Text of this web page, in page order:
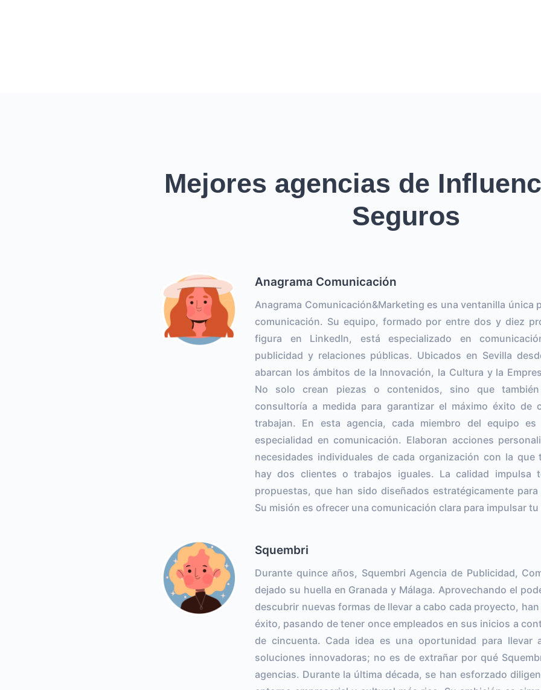
Mejores agencias de
Seguros
Anagrama Comunicación
Anagrama Comunicación&Marketing es una ventanilla única
comunicación. Su equipo, formado por entre dos y diez
figura en LinkedIn, está especializado en
publicidad y relaciones públicas. Ubicados en Sevilla
abarcan los ámbitos de la Innovación, la Cultura y la
No solo crean piezas o contenidos, sino que
consultoría a medida para garantizar el máximo éxito de
trabajan. En esta agencia, cada miembro del equipo
especialidad en comunicación. Elaboran acciones
necesidades individuales de cada organización con la que
hay dos clientes o trabajos iguales. La calidad impulsa
propuestas, que han sido diseñados estratégicamente
Su misión es ofrecer una comunicación clara para impulsar
Squembri
Durante quince años, Squembri Agencia de Publicidad,
dejado su huella en Granada y Málaga. Aprovechando el
descubrir nuevas formas de llevar a cabo cada proyecto,
éxito, pasando de tener once empleados en sus inicios a
de cincuenta. Cada idea es una oportunidad para llevar
soluciones innovadoras; no es de extrañar por qué
agencias. Durante la última década, se han esforzado